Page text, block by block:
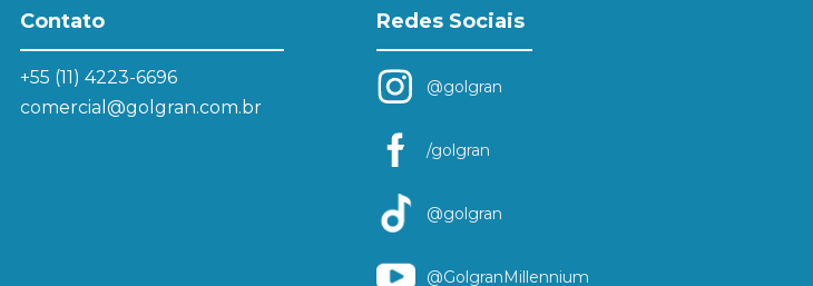
Contato
+55 (11) 4223-6696
comercial@golgran.com.br
Redes Sociais
@golgran
/golgran
@golgran
@GolgranMillennium